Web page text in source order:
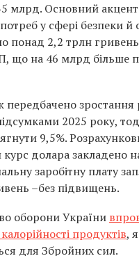
млрд. Основний
у сфері безпеки
понад 2,2 трлн
що на 46 млрд більше
зростання
2025 року,
9,5%.
долара закладено
заробітну плату
–без підвищень.
оборони України
продуктів,
для Збройних сил.